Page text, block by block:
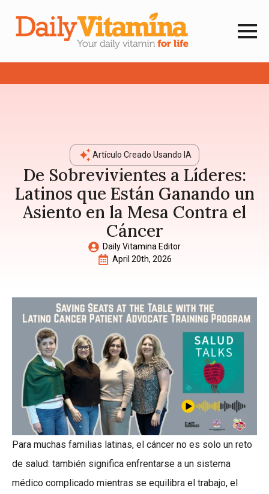
Artículo Creado Usando IA
De Sobrevivientes a Líderes:
Latinos que Están Ganando un
Asiento en la Mesa Contra el
Cáncer
Daily Vitamina Editor
April 20th, 2026
Para muchas familias latinas, el cáncer no es solo un reto
de salud: también significa enfrentarse a un sistema
médico complicado mientras se equilibra el trabajo, el